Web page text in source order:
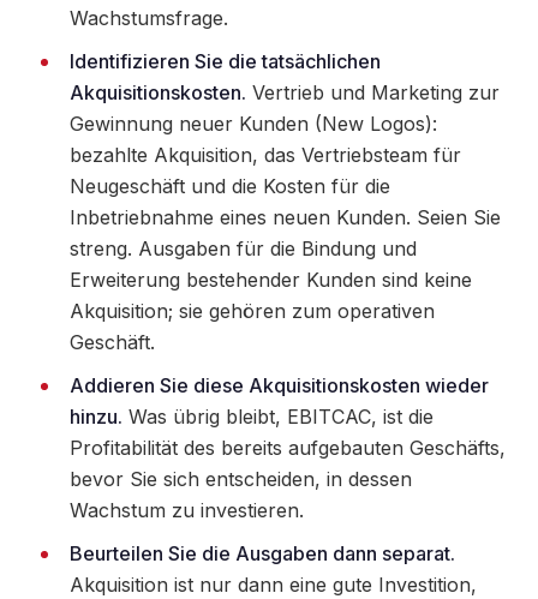
Wachstumsfrage.
Identifizieren Sie die tatsächlichen
Akquisitionskosten. Vertrieb und Marketing zur
Gewinnung neuer Kunden (New Logos):
bezahlte Akquisition, das Vertriebsteam für
Neugeschäft und die Kosten für die
Inbetriebnahme eines neuen Kunden. Seien Sie
streng. Ausgaben für die Bindung und
Erweiterung bestehender Kunden sind keine
Akquisition; sie gehören zum operativen
Geschäft.
Addieren Sie diese Akquisitionskosten wieder
hinzu. Was übrig bleibt, EBITCAC, ist die
Profitabilität des bereits aufgebauten Geschäfts,
bevor Sie sich entscheiden, in dessen
Wachstum zu investieren.
Beurteilen Sie die Ausgaben dann separat.
Akquisition ist nur dann eine gute Investition,